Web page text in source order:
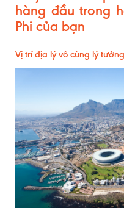
hàng đầu trong
Phi của bạn
Vị trí địa lý vô cùng lý tưởng